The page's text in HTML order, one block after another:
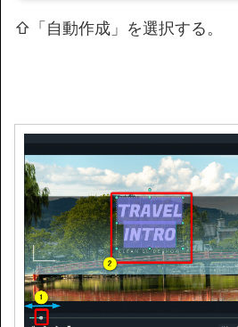
⇧「自動作成」を選択する。